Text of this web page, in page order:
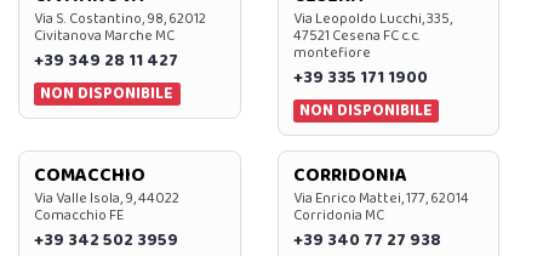
Via S. Costantino, 98, 62012
Civitanova Marche MC
+39 349 28 11 427
NON DISPONIBILE
Via Leopoldo Lucchi, 335,
47521 Cesena FC c.c.
montefiore
+39 335 171 1900
NON DISPONIBILE
COMACCHIO
Via Valle Isola, 9, 44022
Comacchio FE
+39 342 502 3959
CORRIDONIA
Via Enrico Mattei, 177, 62014
Corridonia MC
+39 340 77 27 938